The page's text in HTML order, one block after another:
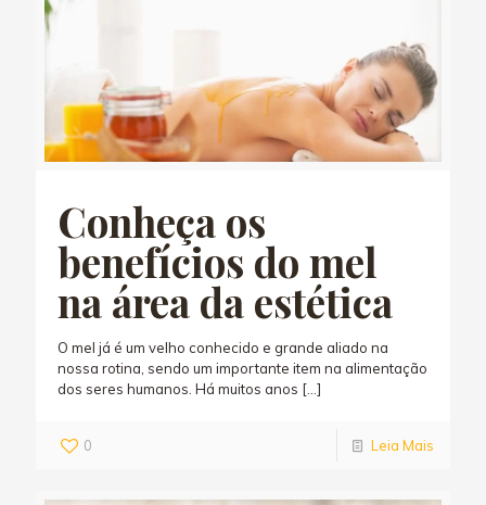
Conheça os
benefícios do mel
na área da estética
O mel já é um velho conhecido e grande aliado na
nossa rotina, sendo um importante item na alimentação
dos seres humanos. Há muitos anos […]
0 Leia Mais